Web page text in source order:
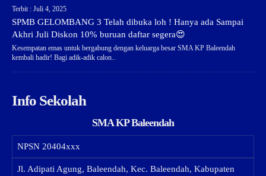
Terbit : Juli 4, 2025
SPMB GELOMBANG 3 Telah dibuka loh ! Hanya ada Sampai
Akhri Juli Diskon 10% buruan daftar segera😍
Kesempatan emas untuk bergabung dengan keluarga besar SMA KP Baleendah
kembali hadir! Bagi adik-adik calon..
Info Sekolah
SMA KP Baleendah
NPSN 20404xxx
Jl. Adipati Agung, Baleendah, Kec. Baleendah, Kabupaten